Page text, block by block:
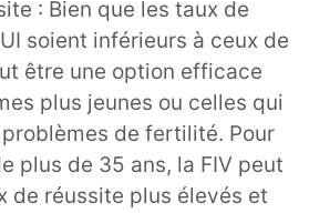
: Bien que les taux de
soient inférieurs à ceux de
être une option efficace
plus jeunes ou celles qui
de fertilité. Pour
plus de 35 ans, la FIV peut
de réussite plus élevés et